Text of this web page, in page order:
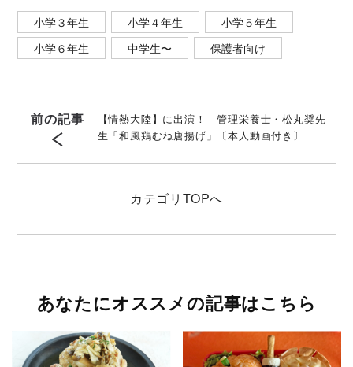
小学３年生 小学４年生
小学５年生
小学６年生
中学生〜 保護者向け
前の記事
【情熱大陸】に出演！ 管理栄養士・松丸奨先
生「和風鶏むね唐揚げ」〔本人動画付き〕
カテゴリ TOPへ
あなたにオススメの記事はこちら